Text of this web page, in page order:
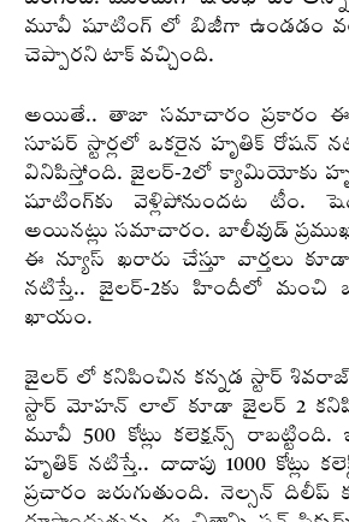
మూవీ షూటింగ్ లో బిజీగా ఉండడం
చెప్పారని టాక్ వచ్చింది.
అయితే.. తాజా సమాచారం ప్రకారం ఈ
సూపర్ స్టార్లలో ఒకరైన హృతిక్ రోషన్
వినిపిస్తోంది. జైలర్-2లో క్యామియోకు
షూటింగ్‌కు వెళ్లిపోనుందట టీం.
అయినట్లు సమాచారం. బాలీవుడ్
ఈ న్యూస్ ఖరారు చేస్తూ వార్తలు
నటిస్తే.. జైలర్-2కు హిందీలో మంచి
ఖాయం.
జైలర్ లో కనిపించిన కన్నడ స్టార్
స్టార్ మోహన్ లాల్ కూడా జైలర్ 2
మూవీ 500 కోట్లు కలెక్షన్స్
హృతిక్ నటిస్తే.. దాదాపు 1000 కోట్లు
ప్రచారం జరుగుతుంది. నెల్సన్ దిలీప్